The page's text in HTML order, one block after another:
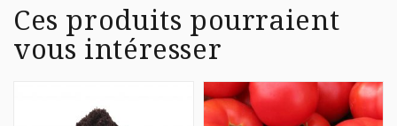
Ces produits pourraient
vous intéresser